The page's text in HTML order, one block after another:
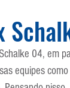
DVD
04, em
equipes